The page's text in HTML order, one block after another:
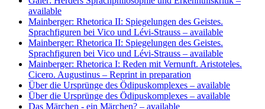
available
Mainberger: Rhetorica II: Spiegelungen des Geistes.
Sprachfiguren bei Vico und Lévi-Strauss – available
Mainberger: Rhetorica II: Spiegelungen des Geistes.
Sprachfiguren bei Vico und Lévi-Strauss – available
Mainberger: Rhetorica I: Reden mit Vernunft. Aristoteles.
Cicero. Augustinus – Reprint in preparation
Über die Ursprünge des Ödipuskomplexes – available
Über die Ursprünge des Ödipuskomplexes – available
Das Märchen - ein Märchen? – available